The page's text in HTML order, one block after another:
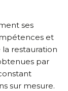
ses
et
la restauration
par
sur mesure.